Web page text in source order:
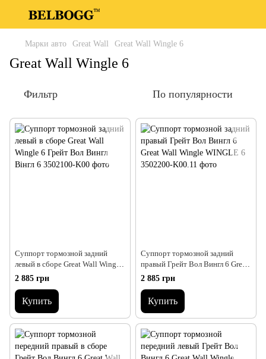
Марки авто Great Wall Great Wall Wingle 6
Great Wall Wingle 6
Фильтр По популярности
Суппорт тормозной задний
левый в сборе Great Wall Wingle
6 Грейт Вол Вингл Вінгл 6
2 885 грн
Купить
Суппорт тормозной задний
правый Грейт Вол Вингл 6 Great
Wall Wingle WINGLE 6
2 885 грн
Купить